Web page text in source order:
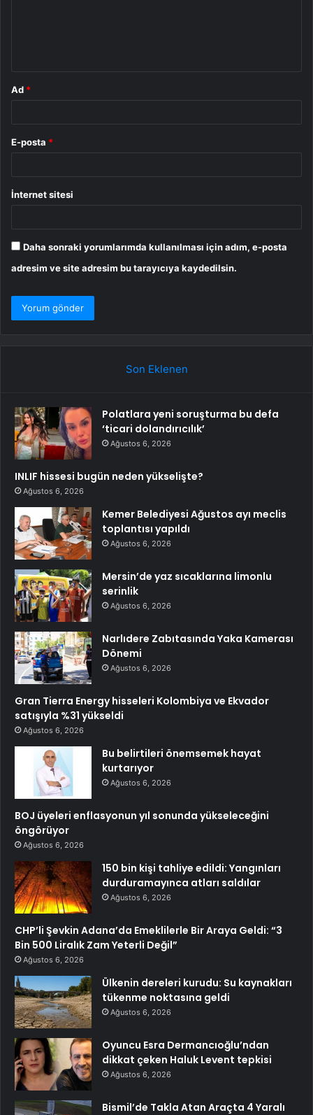
Ad *
E-posta *
İnternet sitesi
Daha sonraki yorumlarımda kullanılması için adım, e-posta
adresim ve site adresim bu tarayıcıya kaydedilsin.
Son Eklenen
Polatlara yeni soruşturma bu defa
‘ticari dolandırıcılık’
Ağustos 6, 2026
INLIF hissesi bugün neden yükselişte?
Ağustos 6, 2026
Kemer Belediyesi Ağustos ayı meclis
toplantısı yapıldı
Ağustos 6, 2026
Mersin’de yaz sıcaklarına limonlu
serinlik
Ağustos 6, 2026
Narlıdere Zabıtasında Yaka Kamerası
Dönemi
Ağustos 6, 2026
Gran Tierra Energy hisseleri Kolombiya ve Ekvador
satışıyla %31 yükseldi
Ağustos 6, 2026
Bu belirtileri önemsemek hayat
kurtarıyor
Ağustos 6, 2026
BOJ üyeleri enflasyonun yıl sonunda yükseleceğini
öngörüyor
Ağustos 6, 2026
150 bin kişi tahliye edildi: Yangınları
durduramayınca atları saldılar
Ağustos 6, 2026
CHP’li Şevkin Adana’da Emeklilerle Bir Araya Geldi: “3
Bin 500 Liralık Zam Yeterli Değil”
Ağustos 6, 2026
Ülkenin dereleri kurudu: Su kaynakları
tükenme noktasına geldi
Ağustos 6, 2026
Oyuncu Esra Dermancıoğlu’ndan
dikkat çeken Haluk Levent tepkisi
Ağustos 6, 2026
Bismil’de Takla Atan Araçta 4 Yaralı